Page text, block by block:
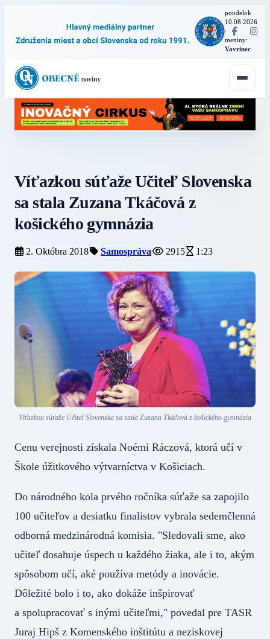
pondelok
10.08.2026
·
meniny:
Vavrinec
Víťazkou súťaže Učiteľ Slovenska
sa stala Zuzana Tkáčová z
košického gymnázia
2. Októbra 2018 Samospráva 2915 1:23
Víťazkou súťaže Učiteľ Slovenska sa stala Zuzana Tkáčová z košického gymnázia
Cenu verejnosti získala Noémi Ráczová, ktorá učí v
Škole úžitkového výtvarníctva v Košiciach.
Do národného kola prvého ročníka súťaže sa zapojilo
100 učiteľov a desiatku finalistov vybrala sedemčlenná
odborná medzinárodná komisia. "Sledovali sme, ako
učiteľ dosahuje úspech u každého žiaka, ale i to, akým
spôsobom učí, aké používa metódy a inovácie.
Dôležité bolo i to, ako dokáže inšpirovať
a spolupracovať s inými učiteľmi," povedal pre TASR
Juraj Hipš z Komenského inštitútu a neziskovej